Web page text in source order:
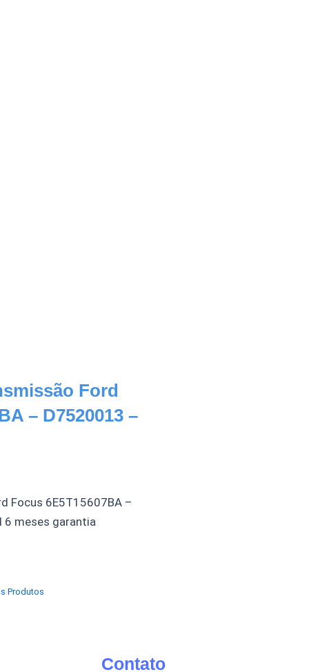
Ford
– D7520013 –
Focus 6E5T15607BA –
6 meses garantia
Produtos
Contato